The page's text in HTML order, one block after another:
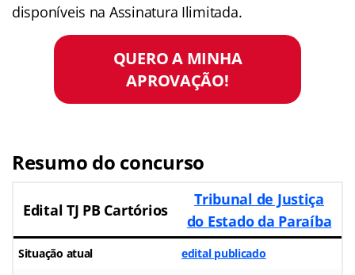
disponíveis na Assinatura Ilimitada.
QUERO A MINHA
APROVAÇÃO!
Resumo do concurso
Edital TJ PB Cartórios
Tribunal de Justiça
do Estado da Paraíba
Situação atual edital publicado